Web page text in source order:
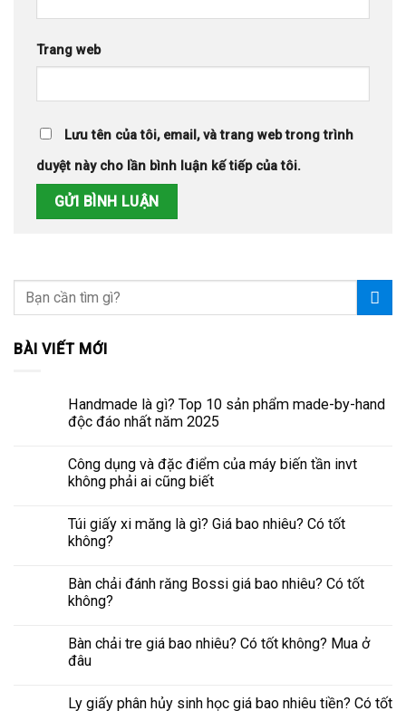
Trang web
Lưu tên của tôi, email, và trang web trong trình
duyệt này cho lần bình luận kế tiếp của tôi.
BÀI VIẾT MỚI
Handmade là gì? Top 10 sản phẩm made-by-hand
độc đáo nhất năm 2025
Công dụng và đặc điểm của máy biến tần invt
không phải ai cũng biết
Túi giấy xi măng là gì? Giá bao nhiêu? Có tốt
không?
Bàn chải đánh răng Bossi giá bao nhiêu? Có tốt
không?
Bàn chải tre giá bao nhiêu? Có tốt không? Mua ở
đâu
Ly giấy phân hủy sinh học giá bao nhiêu tiền? Có tốt